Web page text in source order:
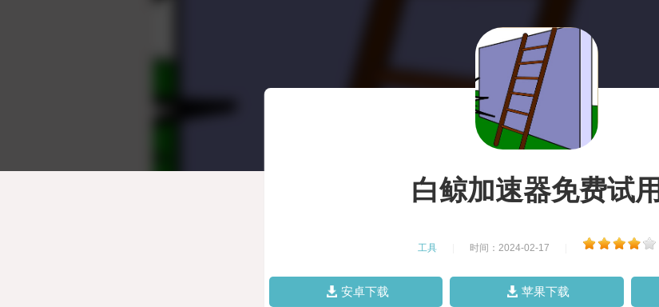
白鲸加速器免费试用
工具 时间：2024-02-17
安卓下载 苹果下载